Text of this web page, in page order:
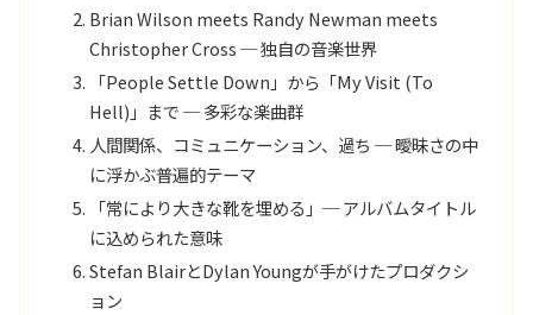
Brian Wilson meets Randy Newman meets
Christopher Cross ─ 独自の音楽世界
「People Settle Down」から「My Visit (To
Hell)」まで ─ 多彩な楽曲群
人間関係、コミュニケーション、過ち ─ 曖昧さの中
に浮かぶ普遍的テーマ
「常により大きな靴を埋める」─ アルバムタイトル
に込められた意味
Stefan BlairとDylan Youngが手がけたプロダクシ
ョン